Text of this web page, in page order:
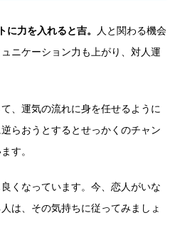
力を入れると吉。
人と関わる機会
ニケーション力も上がり、対人運
て、運気の流れに身を任せるように
らおうとするとせっかくのチャン
す。
くなっています。今、恋人がいな
は、その気持ちに従ってみましょ